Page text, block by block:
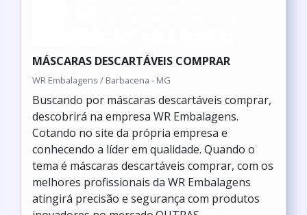
MÁSCARAS DESCARTÁVEIS COMPRAR
WR Embalagens / Barbacena - MG
Buscando por máscaras descartáveis comprar,
descobrirá na empresa WR Embalagens.
Cotando no site da própria empresa e
conhecendo a líder em qualidade. Quando o
tema é máscaras descartáveis comprar, com os
melhores profissionais da WR Embalagens
atingirá precisão e segurança com produtos